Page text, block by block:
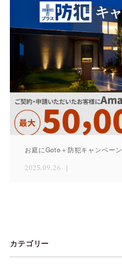
お庭にGoto＋防犯キャンペーン
2025.09.26
カテゴリー